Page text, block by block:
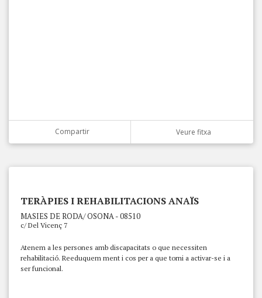
Compartir Veure fitxa
TERÀPIES I REHABILITACIONS ANAÏS
MASIES DE RODA/ OSONA - 08510
c/ Del Vicenç 7
Atenem a les persones amb discapacitats o que necessiten
rehabilitació. Reeduquem ment i cos per a que torni a activar-se i a
ser funcional.